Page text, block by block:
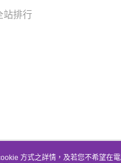
站排行
方式之詳情，及若您不希望在